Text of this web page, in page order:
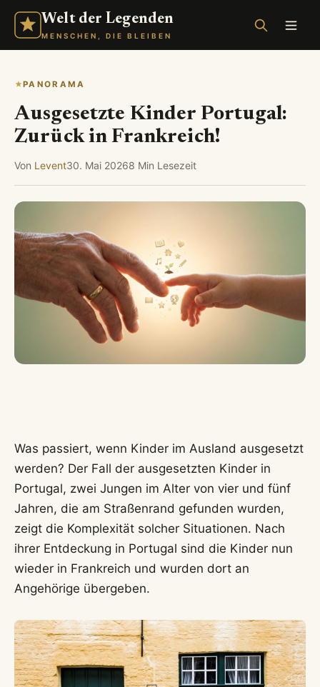
Welt der Legenden
MENSCHEN, DIE BLEIBEN
PANORAMA
Ausgesetzte Kinder Portugal:
Zurück in Frankreich!
Von Levent30. Mai 20268 Min Lesezeit
Was passiert, wenn Kinder im Ausland ausgesetzt
werden? Der Fall der ausgesetzten Kinder in
Portugal, zwei Jungen im Alter von vier und fünf
Jahren, die am Straßenrand gefunden wurden,
zeigt die Komplexität solcher Situationen. Nach
ihrer Entdeckung in Portugal sind die Kinder nun
wieder in Frankreich und wurden dort an
Angehörige übergeben.